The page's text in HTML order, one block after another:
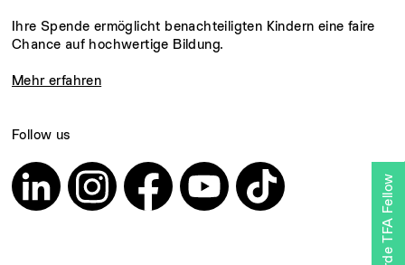
Werde TFA Fellow
Ihre Spende ermöglicht benachteiligten Kindern eine faire
Chance auf hochwertige Bildung.
Mehr erfahren
Follow us